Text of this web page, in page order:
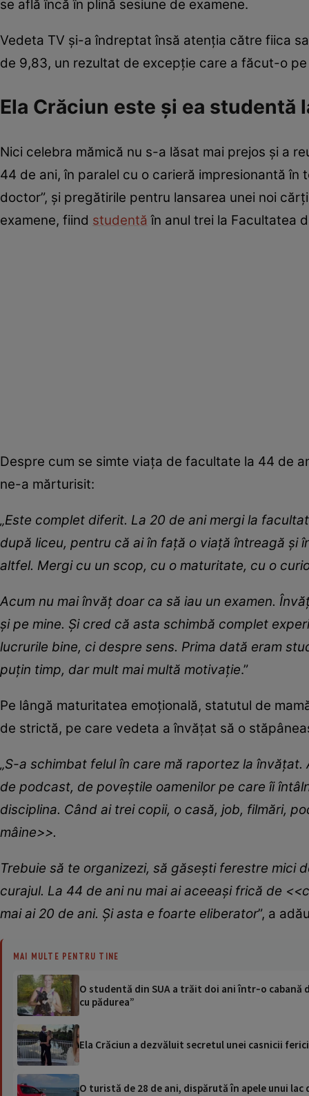
se află încă în plină sesiune de examene.
Vedeta TV și-a îndreptat însă atenția către fiica
de 9,83, un rezultat de excepție care a făcut-o
Ela Crăciun este și ea studentă
Nici celebra mămică nu s-a lăsat mai prejos și a
44 de ani, în paralel cu o carieră impresionantă
doctor”, și pregătirile pentru lansarea unei noi
examene, fiind studentă în anul trei la Facultatea
Despre cum se simte viața de facultate la 44 de
ne-a mărturisit:
„Este complet diferit. La 20 de ani mergi la
după liceu, pentru că ai în față o viață întreagă și
altfel. Mergi cu un scop, cu o maturitate, cu o
Acum nu mai învăț doar ca să iau un examen.
și pe mine. Și cred că asta schimbă complet
lucrurile bine, ci despre sens. Prima dată eram
puțin timp, dar mult mai multă motivație.”
Pe lângă maturitatea emoțională, statutul de
de strictă, pe care vedeta a învățat să o
„S-a schimbat felul în care mă raportez la
de podcast, de poveștile oamenilor pe care îi
disciplina. Când ai trei copii, o casă, job, filmări,
mâine>>.
Trebuie să te organizezi, să găsești ferestre mici
curajul. La 44 de ani nu mai ai aceeași frică de
mai ai 20 de ani. Și asta e foarte eliberator”, a
MAI MULTE PENTRU TINE
O studentă din SUA a trăit doi ani într‑o cabană
cu pădurea”
Ela Crăciun a dezvăluit secretul unei casnicii
O turistă de 28 de ani, dispărută în apele unui